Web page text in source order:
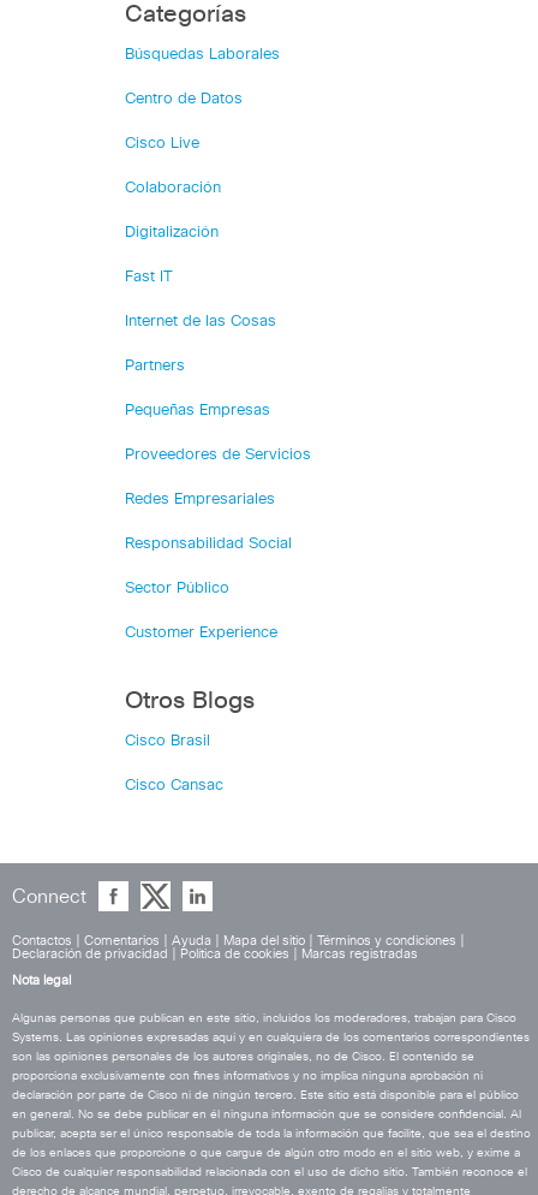
Categorías
Búsquedas Laborales
Centro de Datos
Cisco Live
Colaboración
Digitalización
Fast IT
Internet de las Cosas
Partners
Pequeñas Empresas
Proveedores de Servicios
Redes Empresariales
Responsabilidad Social
Sector Público
Customer Experience
Otros Blogs
Cisco Brasil
Cisco Cansac
Connect
Contactos Comentarios Ayuda Mapa del sitio Términos y condiciones
Declaración de privacidad
Política de cookies
Marcas registradas
Nota legal
Algunas personas que publican en este sitio, incluidos los moderadores, trabajan para Cisco
Systems. Las opiniones expresadas aquí y en cualquiera de los comentarios correspondientes
son las opiniones personales de los autores originales, no de Cisco. El contenido se
proporciona exclusivamente con fines informativos y no implica ninguna aprobación ni
declaración por parte de Cisco ni de ningún tercero. Este sitio está disponible para el público
en general. No se debe publicar en él ninguna información que se considere confidencial. Al
publicar, acepta ser el único responsable de toda la información que facilite, que sea el destino
de los enlaces que proporcione o que cargue de algún otro modo en el sitio web, y exime a
Cisco de cualquier responsabilidad relacionada con el uso de dicho sitio. También reconoce el
derecho de alcance mundial, perpetuo, irrevocable, exento de regalías y totalmente